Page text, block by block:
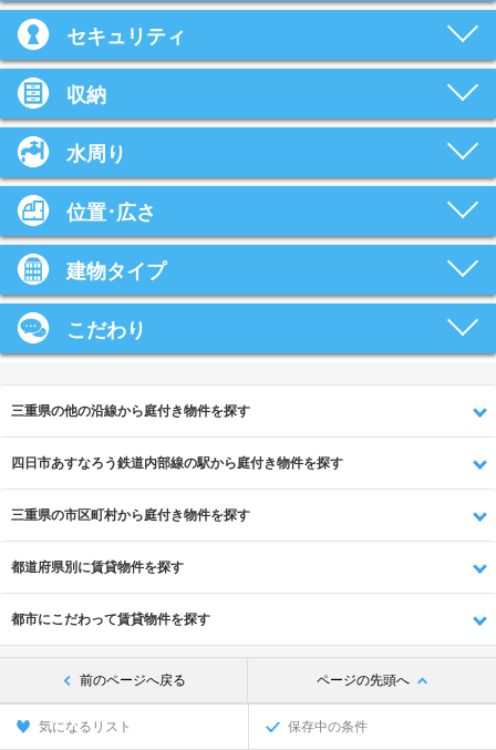
セキュリティ
収納
水周り
位置･広さ
建物タイプ
こだわり
三重県の他の沿線から庭付き物件を探す
四日市あすなろう鉄道内部線の駅から庭付き物件を探す
三重県の市区町村から庭付き物件を探す
都道府県別に賃貸物件を探す
都市にこだわって賃貸物件を探す
前のページへ戻る ページの先頭へ
気になるリスト 保存中の条件